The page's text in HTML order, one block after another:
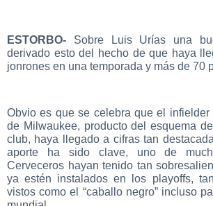
ESTORBO- Sobre Luis Urías una
derivado esto del hecho de que haya
jonrones en una temporada y más de 70
Obvio es que se celebra que el
de Milwaukee, producto del esquema
club, haya llegado a cifras tan
aporte ha sido clave, uno de
Cerveceros hayan tenido tan
ya estén instalados en los playoffs,
vistos como el “caballo negro” incluso